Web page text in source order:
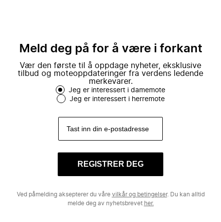
Meld deg på for å være i forkant
Vær den første til å oppdage nyheter, eksklusive
tilbud og moteoppdateringer fra verdens ledende
merkevarer.
Jeg er interessert i damemote
Jeg er interessert i herremote
REGISTRER DEG
Ved påmelding aksepterer du våre vilkår og betingelser. Du kan alltid
melde deg av nyhetsbrevet her.